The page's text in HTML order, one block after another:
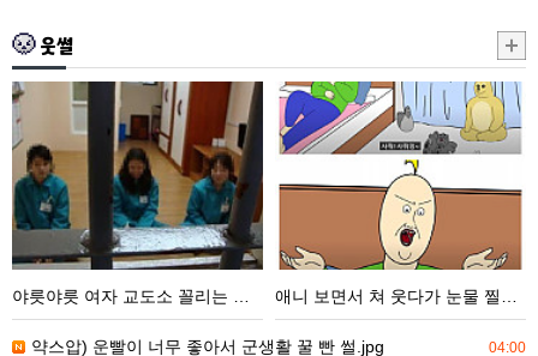
웃썰
야
릇
야
릇
여
교
도
야릇야릇 여자 교도소 꼴리는 썰ㄷㄷㄷ
애
니
보
면
웃
다
애니 보면서 쳐 웃다가 눈물 찔끔 싼 썰
04:00
약스압) 운빨이 너무 좋아서 군생활 꿀 빤 썰.jpg